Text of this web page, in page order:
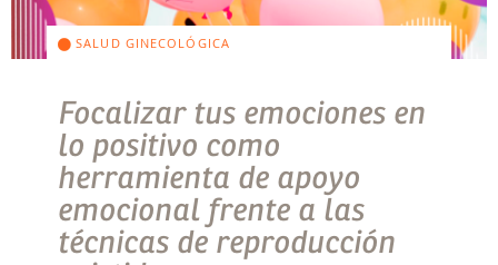
SALUD GINECOLÓGICA
Focalizar tus emociones en
lo positivo como
herramienta de apoyo
emocional frente a las
técnicas de reproducción